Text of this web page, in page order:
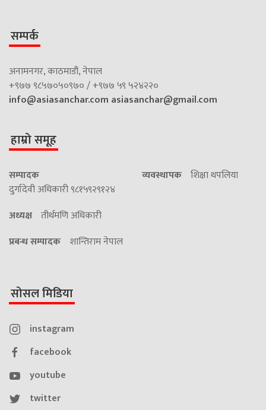
सम्पर्क
अनामनगर, काठमाडौं, नेपाल
+९७७ ९८५७०५०९७० / +९७७ ५९ ५२४२२०
info@asiasanchar.com asiasanchar@gmail.com
हाम्रो समूह
सम्पादक
दुर्गादेवी अधिकारी ९८१५९२९१२४
व्यवस्थापक शिक्षा थपलिया
अध्यक्ष तीर्थमणि अधिकारी
प्रबन्ध सम्पादक शान्तिराम नेपाल
सोसल मिडिया
instagram
facebook
youtube
twitter